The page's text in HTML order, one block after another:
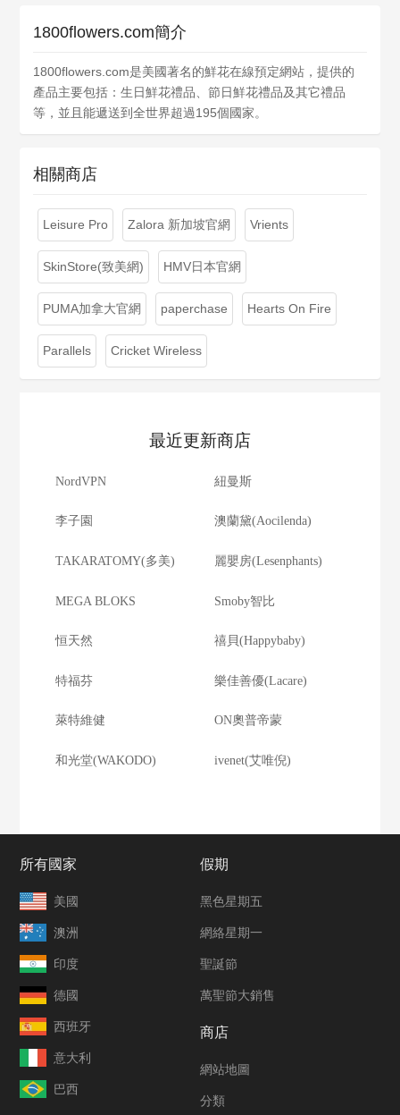
1800flowers.com簡介
1800flowers.com是美國著名的鮮花在線預定網站，提供的
產品主要包括：生日鮮花禮品、節日鮮花禮品及其它禮品
等，並且能遞送到全世界超過195個國家。
相關商店
Leisure Pro Zalora 新加坡官網 Vrients
SkinStore(致美網) HMV日本官網
PUMA加拿大官網 paperchase Hearts On Fire
Parallels Cricket Wireless
最近更新商店
NordVPN 紐曼斯
李子園 澳蘭黛(Aocilenda)
TAKARATOMY(多美) 麗嬰房(Lesenphants)
MEGA BLOKS Smoby智比
恒天然 禧貝(Happybaby)
特福芬 樂佳善優(Lacare)
萊特維健 ON奧普帝蒙
和光堂(WAKODO) ivenet(艾唯倪)
所有國家
美國
澳洲
印度
德國
西班牙
意大利
巴西
假期
黑色星期五
網絡星期一
聖誕節
萬聖節大銷售
商店
網站地圖
分類